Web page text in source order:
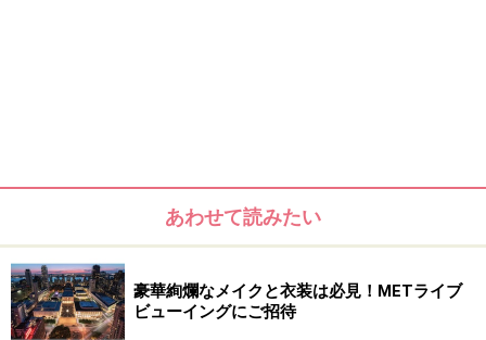
※記事内容は執筆時点のものです。最新の内容をご確認くださ
不調を引き起こす場合があります。実践の際には、必ず自身の体
質及び健康状態を十分に考慮し、正しい方法で行ってください。
また、全ての方への有効性を保証するものではありません。
あわせて読みたい
豪華絢爛なメイクと衣装は必見！METライブ
ビューイングにご招待